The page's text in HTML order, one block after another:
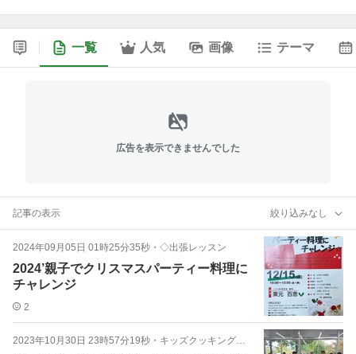
一覧 人気 画像 テーマ
広告を表示できませんでした
記事の表示 絞り込みなし
2024年09月05日 01時25分35秒 ・ ◇出張レッスン
2024’親子でクリスマスパーティー料理に
チャレンジ
2
2023年10月30日 23時57分19秒 ・ キッズクッキングスクール.KH20周年祭